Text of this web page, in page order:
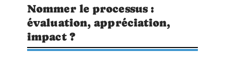
Nommer le processus :
évaluation, appréciation,
impact ?